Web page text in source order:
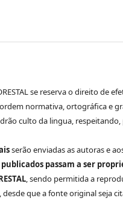
se reserva o direito de
normativa, ortográfica e
culto da lingua,
serão enviadas as autoras e
passam a ser
, sendo permitida a
que a fonte original seja